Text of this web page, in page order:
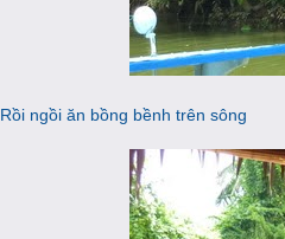
Rồi ngồi ăn bồng bềnh trên sông